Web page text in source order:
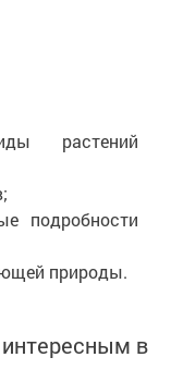
растений
подробности
природы.
в